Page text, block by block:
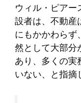
ウィル・ピア
設者は、不動産
にもかかわら
然として大部
あり、多くの実
いない、と指摘